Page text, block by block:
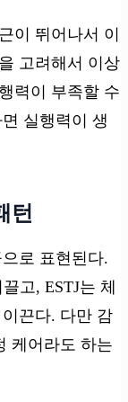
이 뛰어나서 이
고려해서 이상
력이 부족할 수
실행력이 생
턴
로 표현된다.
고, ESTJ는 체
끈다. 다만 감
케어라도 하는